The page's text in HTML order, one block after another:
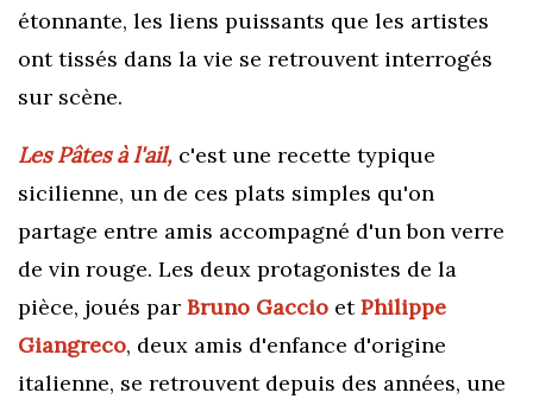
étonnante, les liens puissants que les artistes
ont tissés dans la vie se retrouvent interrogés
sur scène.
Les Pâtes à l'ail, c'estune recette typique
sicilienne, un de ces plats simples qu'on
partage entre amis accompagné d'un bon verre
de vin rouge. Les deux protagonistes de la
pièce, joués par Bruno Gaccio etPhilippe
Giangreco, deux amis d'enfance d'origine
italienne, se retrouvent depuis des années, une